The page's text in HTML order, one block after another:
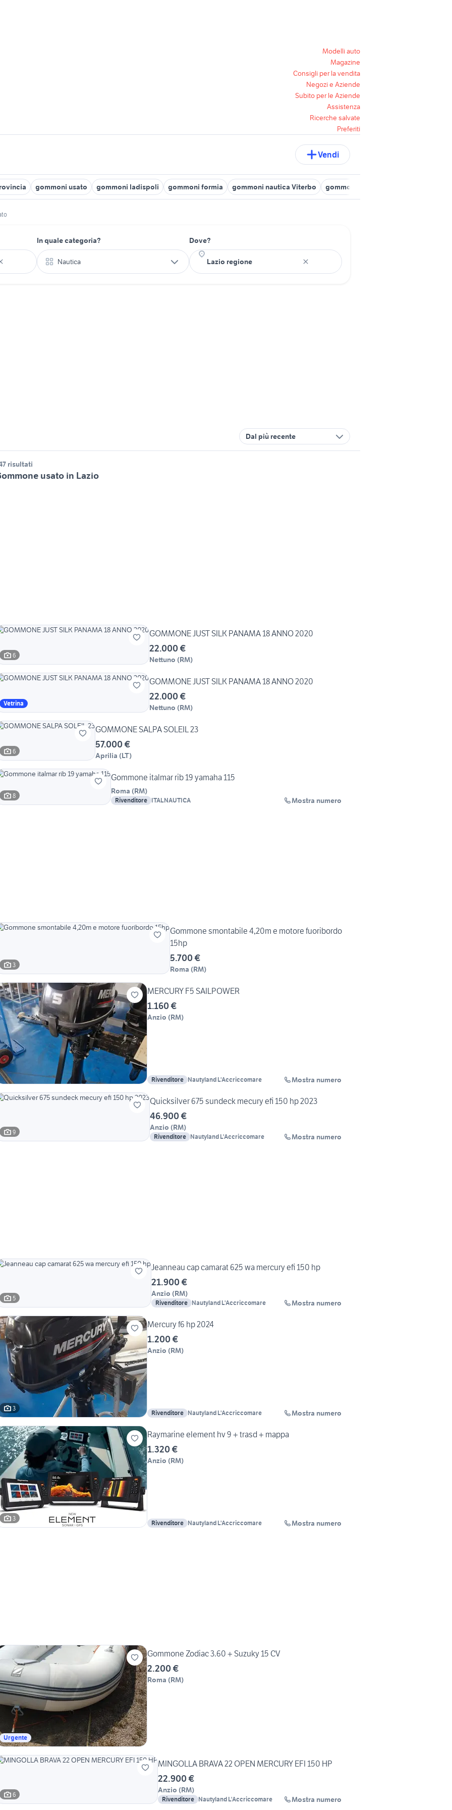
Modelli auto
Magazine
Consigli per la vendita
Negozi e Aziende
Subito per le Aziende
Assistenza
Ricerche salvate
Preferiti
Vendi
gommoni usato gommoni ladispoli gommoni formia gommoni nautica Viterbo gommoni civitavecchia
In quale categoria?
Nautica
Dove?
Dal più recente
risultati
usato in Lazio
6
GOMMONE JUST SILK PANAMA 18 ANNO 2020
22.000 €
Nettuno (RM)
Vetrina
GOMMONE JUST SILK PANAMA 18 ANNO 2020
22.000 €
Nettuno (RM)
6
GOMMONE SALPA SOLEIL 23
57.000 €
Aprilia (LT)
8
Gommone italmar rib 19 yamaha 115
Roma (RM)
Rivenditore ITALNAUTICA Mostra numero
3
Gommone smontabile 4,20m e motore fuoribordo
15hp
5.700 €
Roma (RM)
MERCURY F5 SAILPOWER
1.160 €
Anzio (RM)
Rivenditore Nautyland L'Accriccomare Mostra numero
9
Quicksilver 675 sundeck mecury efi 150 hp 2023
46.900 €
Anzio (RM)
Rivenditore Nautyland L'Accriccomare Mostra numero
5
Jeanneau cap camarat 625 wa mercury efi 150 hp
21.900 €
Anzio (RM)
Rivenditore Nautyland L'Accriccomare Mostra numero
3
Mercury f6 hp 2024
1.200 €
Anzio (RM)
Rivenditore Nautyland L'Accriccomare Mostra numero
3
Raymarine element hv 9 + trasd + mappa
1.320 €
Anzio (RM)
Rivenditore Nautyland L'Accriccomare Mostra numero
Urgente
Gommone Zodiac 3.60 + Suzuky 15 CV
2.200 €
Roma (RM)
6
MINGOLLA BRAVA 22 OPEN MERCURY EFI 150 HP
22.900 €
Anzio (RM)
Rivenditore Nautyland L'Accriccomare Mostra numero